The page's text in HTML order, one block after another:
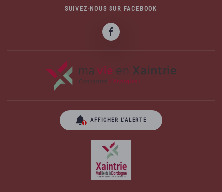
SUIVEZ-NOUS SUR FACEBOOK
AFFICHER L’ALERTE